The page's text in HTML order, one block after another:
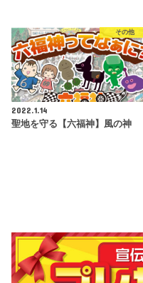
その他
2022.1.14
聖地を守る【六福神】風の神